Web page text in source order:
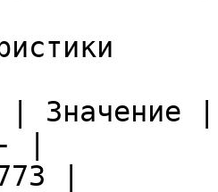
| Значение |
|
|